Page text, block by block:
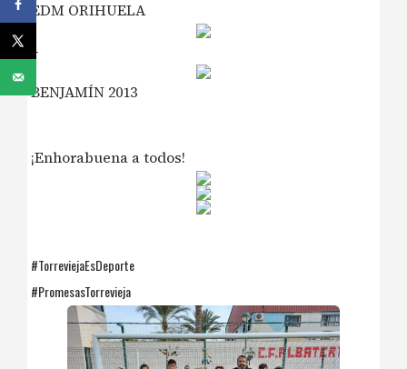
EDM ORIHUELA
–
BENJAMÍN 2013
¡Enhorabuena a todos!
#TorreviejaEsDeporte
#PromesasTorrevieja